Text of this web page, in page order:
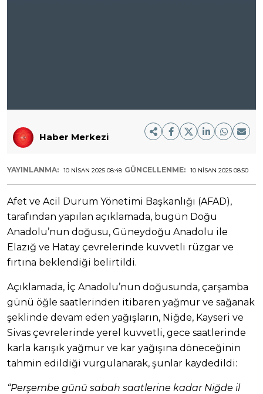
Haber Merkezi
YAYINLANMA: 10 NISAN 2025 08:48 GÜNCELLENME: 10 NISAN 2025 08:50
Afet ve Acil Durum Yönetimi Başkanlığı (AFAD),
tarafından yapılan açıklamada, bugün Doğu
Anadolu’nun doğusu, Güneydoğu Anadolu ile
Elazığ ve Hatay çevrelerinde kuvvetli rüzgar ve
fırtına beklendiği belirtildi.
Açıklamada, İç Anadolu’nun doğusunda, çarşamba
günü öğle saatlerinden itibaren yağmur ve sağanak
şeklinde devam eden yağışların, Niğde, Kayseri ve
Sivas çevrelerinde yerel kuvvetli, gece saatlerinde
karla karışık yağmur ve kar yağışına döneceğinin
tahmin edildiği vurgulanarak, şunlar kaydedildi:
“Perşembe günü sabah saatlerine kadar Niğde il